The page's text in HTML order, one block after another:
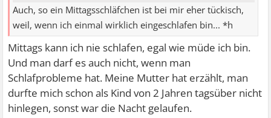
Auch, so ein Mittagsschläfchen ist bei mir eher tückisch,
weil, wenn ich einmal wirklich eingeschlafen bin... *h
Mittags kann ich nie schlafen, egal wie müde ich bin.
Und man darf es auch nicht, wenn man
Schlafprobleme hat. Meine Mutter hat erzählt, man
durfte mich schon als Kind von 2 Jahren tagsüber nicht
hinlegen, sonst war die Nacht gelaufen.